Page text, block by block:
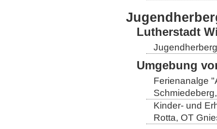
Lutherstadt
Umgebung
Ferienanalge
Kinder- und
Rotta, OT